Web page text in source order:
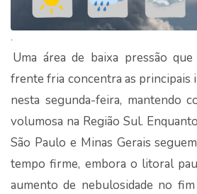
.
Uma área de baixa pressão
frente fria concentra as principais
nesta segunda-feira, mantendo
volumosa na Região Sul.
São Paulo e Minas Gerais
tempo firme, embora o litoral
aumento de nebulosidade no